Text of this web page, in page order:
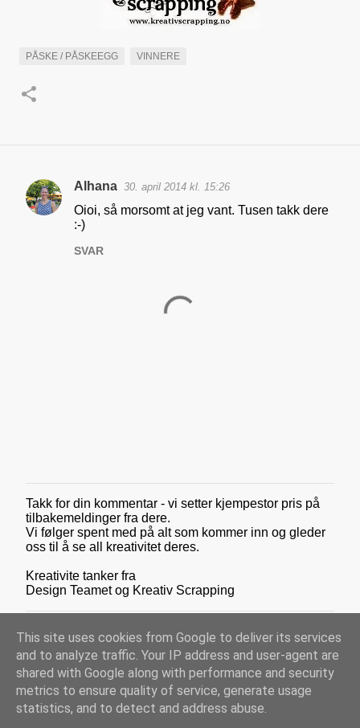
PÅSKE / PÅSKEEGG VINNERE
K
Alhana 30. april 2014 kl. 15:26
Oioi, så morsomt at jeg vant. Tusen takk dere
:-)
SVAR
L
e
g
g
n
n
k
o
m
e
n
Takk for din kommentar - vi setter kjempestor pris på
tilbakemeldinger fra dere.
Vi følger spent med på alt som kommer inn og gleder
oss til å se all kreativitet deres.
Kreativite tanker fra
Design Teamet og Kreativ Scrapping
Drevet av Blogger
This site uses cookies from Google to deliver its services
and to analyze traffic. Your IP address and user-agent are
shared with Google along with performance and security
metrics to ensure quality of service, generate usage
statistics, and to detect and address abuse.